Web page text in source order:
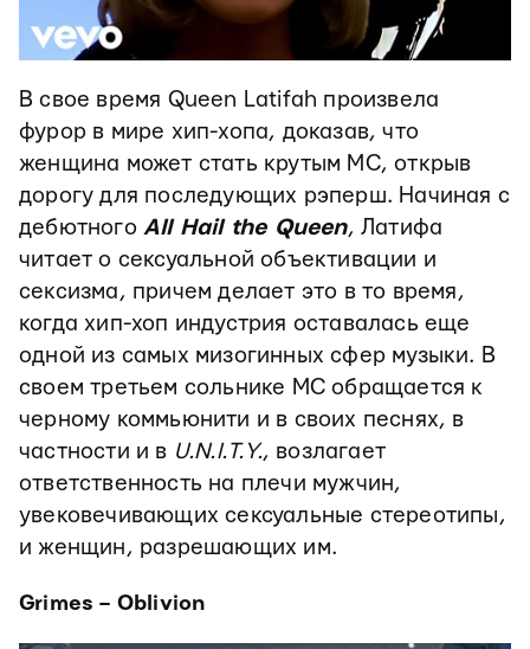
В свое время Queen Latifah произвела
фурор в мире хип-хопа, доказав, что
женщина может стать крутым МС, открыв
дорогу для последующих рэперш. Начиная с
дебютного All Hail the Queen, Латифа
читает о сексуальной объективации и
сексизма, причем делает это в то время,
когда хип-хоп индустрия оставалась еще
одной из самых мизогинных сфер музыки. В
своем третьем сольнике МС обращается к
черному коммьюнити и в своих песнях, в
частности и в U.N.I.T.Y., возлагает
ответственность на плечи мужчин,
увековечивающих сексуальные стереотипы,
и женщин, разрешающих им.
Grimes – Oblivion